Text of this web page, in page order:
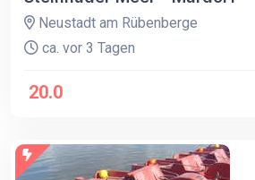
Neustadt am Rübenberge
ca. vor 3 Tagen
20.0